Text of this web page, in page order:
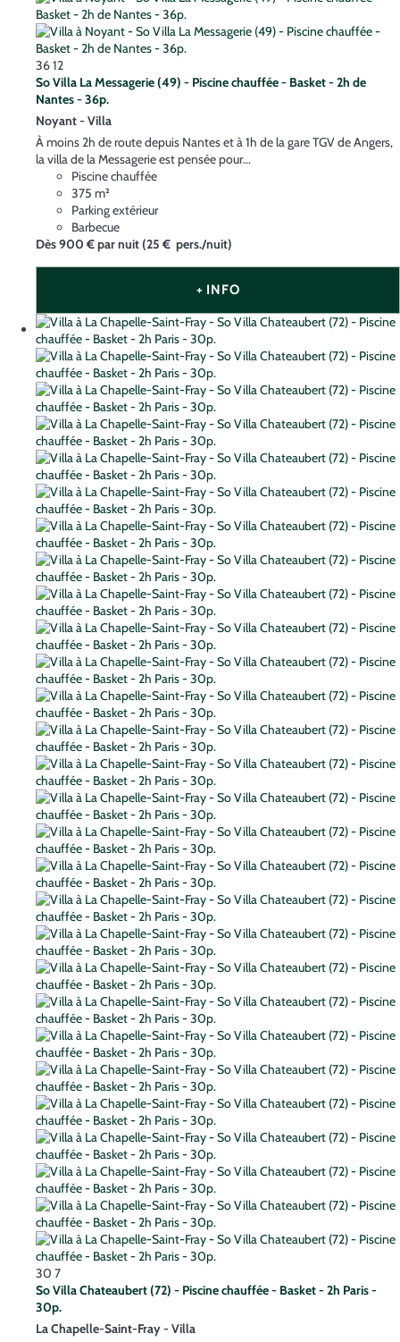
3612
So Villa La Messagerie (49) - Piscine chauffée - Basket - 2h de
Nantes - 36p.
Noyant - Villa
À moins 2h de route depuis Nantes et à 1h de la gare TGV de Angers,
la villa de la Messagerie est pensée pour...
Piscine chauffée
375 m²
Parking extérieur
Barbecue
Dès900 €par nuit(25 € pers./nuit)
+ INFO
30 7
So Villa Chateaubert (72) - Piscine chauffée - Basket - 2h Paris -
30p.
La Chapelle-Saint-Fray - Villa